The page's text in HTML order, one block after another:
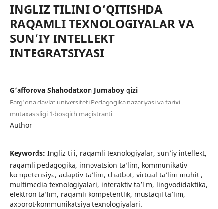
INGLIZ TILINI O‘QITISHDA
RAQAMLI TEXNOLOGIYALAR VA
SUN’IY INTELLEKT
INTEGRATSIYASI
G‘afforova Shahodatxon Jumaboy qizi
Farg'ona davlat universiteti Pedagogika nazariyasi va tarixi
mutaxasisligi 1-bosqich magistranti
Author
Keywords: Ingliz tili, raqamli texnologiyalar, sun’iy intellekt,
raqamli pedagogika, innovatsion ta’lim, kommunikativ
kompetensiya, adaptiv ta’lim, chatbot, virtual ta’lim muhiti,
multimedia texnologiyalari, interaktiv ta’lim, lingvodidaktika,
elektron ta’lim, raqamli kompetentlik, mustaqil ta’lim,
axborot-kommunikatsiya texnologiyalari.